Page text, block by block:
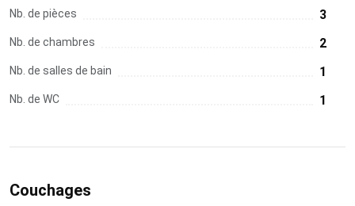
Nb. de pièces 3
Nb. de chambres 2
Nb. de salles de bain 1
Nb. de WC 1
Couchages